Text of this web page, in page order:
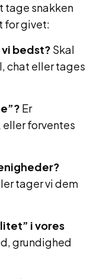
tage snakken
for givet:
bedst? Skal
chat eller tages
Er
forventes
tager vi dem
i vores
grundighed